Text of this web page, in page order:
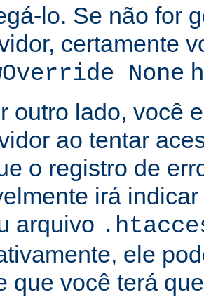
lo. Se não for
certamente
None
outro lado, você
ao tentar
o registro de
irá
arquivo
ele
que você terá